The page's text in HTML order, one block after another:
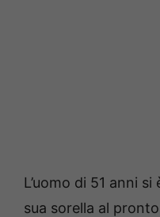
L’uomo di 51 anni
sua sorella al